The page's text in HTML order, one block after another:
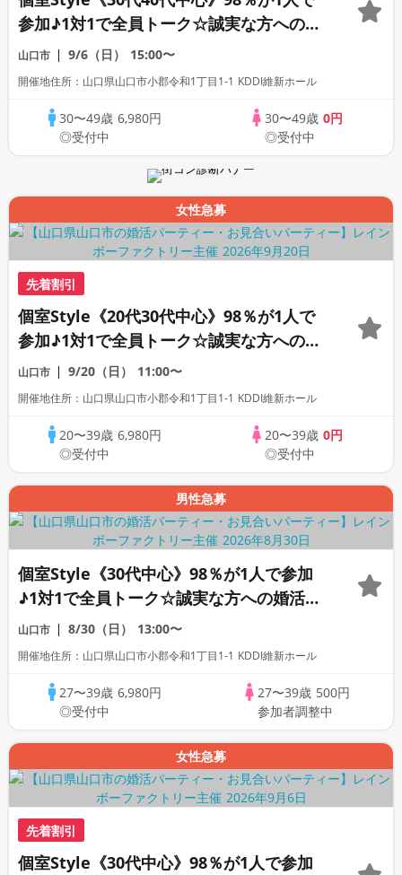
参加♪1対1で全員トーク☆誠実な方への婚
活パーティー
山口市 9/6（日） 15:00〜
開催地住所：山口県山口市小郡令和1丁目1-1 KDDI維新ホール
30〜49歳 6,980円
◎受付中
30〜49歳 0円
◎受付中
女性急募
先着割引
個室Style《20代30代中心》98％が1人で
参加♪1対1で全員トーク☆誠実な方への婚
活パーティー
山口市 9/20（日） 11:00〜
開催地住所：山口県山口市小郡令和1丁目1-1 KDDI維新ホール
20〜39歳 6,980円
◎受付中
20〜39歳 0円
◎受付中
男性急募
個室Style《30代中心》98％が1人で参加
♪1対1で全員トーク☆誠実な方への婚活パ
ーティー
山口市 8/30（日） 13:00〜
開催地住所：山口県山口市小郡令和1丁目1-1 KDDI維新ホール
27〜39歳 6,980円
◎受付中
27〜39歳 500円
参加者調整中
女性急募
先着割引
個室Style《30代中心》98％が1人で参加